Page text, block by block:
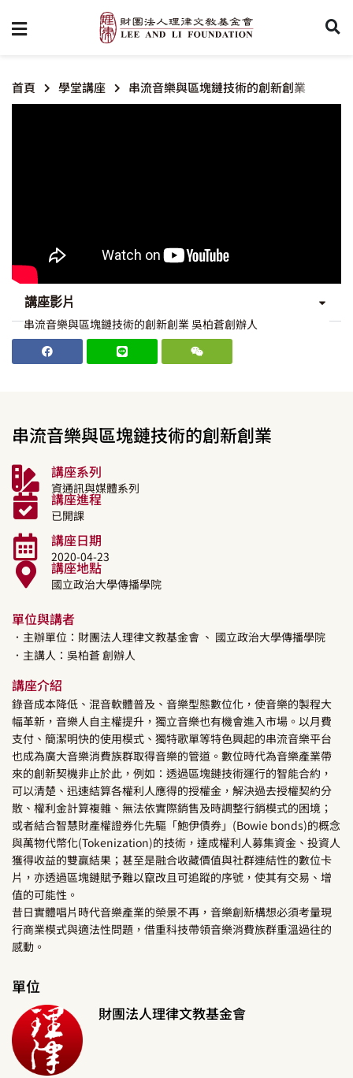
首頁 學堂講座 串流音樂與區塊鏈技術的創新創業
講座影片
串流音樂與區塊鏈技術的創新創業 吳柏蒼創辦人
串流音樂與區塊鏈技術的創新創業
講座系列
資通訊與媒體系列
講座進程
已開課
講座日期
2020-04-23
講座地點
國立政治大學傳播學院
單位與講者
．主辦單位：財團法人理律文教基金會 、 國立政治大學傳播學院
．主講人： 吳柏蒼創辦人
講座介紹
錄音成本降低、混音軟體普及、音樂型態數位化，使音樂的製程大
幅革新，音樂人自主權提升，獨立音樂也有機會進入市場。以月費
支付、簡潔明快的使用模式、獨特歌單等特色興起的串流音樂平台
也成為廣大音樂消費族群取得音樂的管道。數位時代為音樂產業帶
來的創新契機非止於此，例如：透過區塊鏈技術運行的智能合約，
可以清楚、迅速結算各權利人應得的授權金，解決過去授權契約分
散、權利金計算複雜、無法依實際銷售及時調整行銷模式的困境；
或者結合智慧財產權證券化先驅「鮑伊債券」(Bowie bonds)的概念
與萬物代幣化(Tokenization)的技術，達成權利人募集資金、投資人
獲得收益的雙贏結果；甚至是融合收藏價值與社群連結性的數位卡
片，亦透過區塊鏈賦予難以竄改且可追蹤的序號，使其有交易、增
值的可能性。
昔日實體唱片時代音樂產業的榮景不再，音樂創新構想必須考量現
行商業模式與適法性問題，借重科技帶領音樂消費族群重溫過往的
感動。
單位
財團法人理律文教基金會